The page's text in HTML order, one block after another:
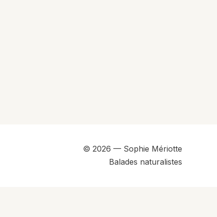
© 2026 — Sophie Mériotte
Balades naturalistes